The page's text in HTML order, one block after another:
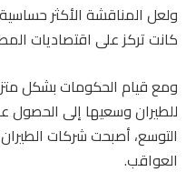
ولعل المناقشة الأكثر
كانت تركز على اقتصاديات
ومع قيام الحكومات بشكل
للطيران وسعيها إلى الحصول
التوسع، أصبحت شركات
العواقب.